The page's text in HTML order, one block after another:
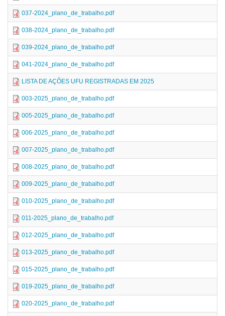
037-2024_plano_de_trabalho.pdf
038-2024_plano_de_trabalho.pdf
039-2024_plano_de_trabalho.pdf
041-2024_plano_de_trabalho.pdf
LISTA DE AÇÕES UFU REGISTRADAS EM 2025
003-2025_plano_de_trabalho.pdf
005-2025_plano_de_trabalho.pdf
006-2025_plano_de_trabalho.pdf
007-2025_plano_de_trabalho.pdf
008-2025_plano_de_trabalho.pdf
009-2025_plano_de_trabalho.pdf
010-2025_plano_de_trabalho.pdf
011-2025_plano_de_trabalho.pdf
012-2025_plano_de_trabalho.pdf
013-2025_plano_de_trabalho.pdf
015-2025_plano_de_trabalho.pdf
019-2025_plano_de_trabalho.pdf
020-2025_plano_de_trabalho.pdf